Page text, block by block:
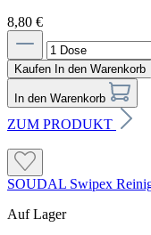
8,80 €
Kaufen In den Warenkorb
In den Warenkorb
ZUM PRODUKT
SOUDAL Swipex
Auf Lager